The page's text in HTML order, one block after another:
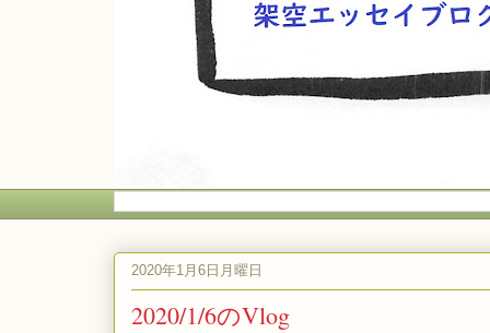
2020年1月6日月曜日
2020/1/6のVlog